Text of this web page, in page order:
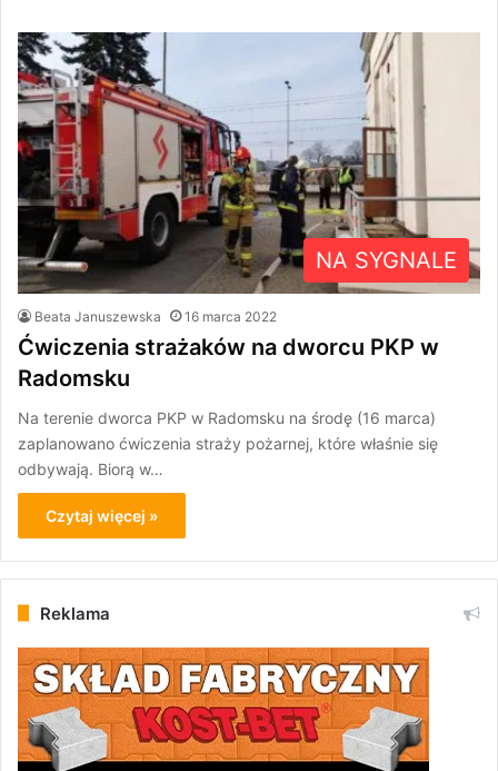
NA SYGNALE
Beata Januszewska 16 marca 2022
Ćwiczenia strażaków na dworcu PKP w
Radomsku
Na terenie dworca PKP w Radomsku na środę (16 marca)
zaplanowano ćwiczenia straży pożarnej, które właśnie się
odbywają. Biorą w…
Czytaj więcej »
Reklama